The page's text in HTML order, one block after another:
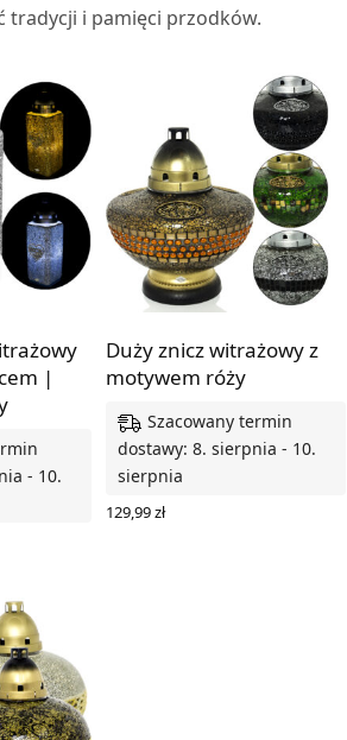
tradycji i pamięci przodków.
|
- 10.
Duży znicz witrażowy z
motywem róży
Szacowany termin
dostawy: 8. sierpnia - 10.
sierpnia
129,99zł